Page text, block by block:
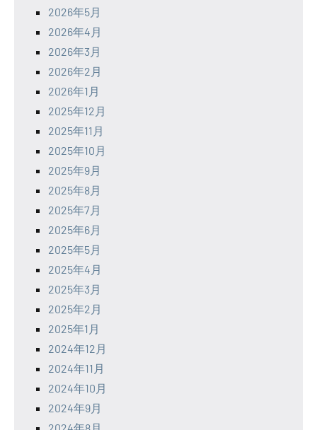
2026年5月
2026年4月
2026年3月
2026年2月
2026年1月
2025年12月
2025年11月
2025年10月
2025年9月
2025年8月
2025年7月
2025年6月
2025年5月
2025年4月
2025年3月
2025年2月
2025年1月
2024年12月
2024年11月
2024年10月
2024年9月